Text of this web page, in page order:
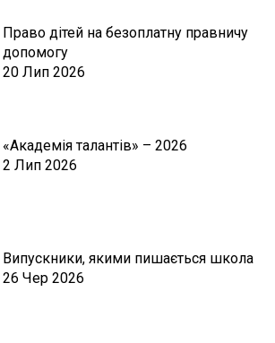
Право дітей на безоплатну правничу
допомогу
20 Лип 2026
«Академія талантів» – 2026
2 Лип 2026
Випускники, якими пишається школа
26 Чер 2026